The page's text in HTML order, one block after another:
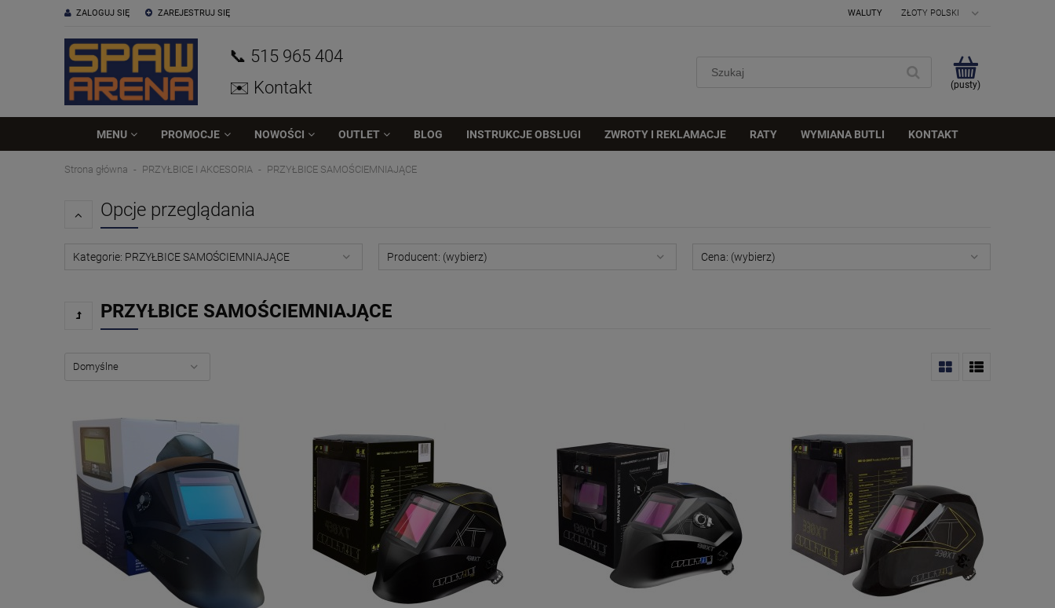
ZAREJESTRUJ SIĘ
ZALOGUJ SIĘ WALUTY
📞 515 965 404
✉️ Kontakt
(pusty)
MENU PROMOCJE NOWOŚCI OUTLET BLOG INSTRUKCJE OBSŁUGI ZWROTY I REKLAMACJE RATY WYMIANA BUTLI KONTAKT
Strona główna PRZYŁBICE I AKCESORIA PRZYŁBICE SAMOŚCIEMNIAJĄCE
Opcje przeglądania
Kategorie: PRZYŁBICE SAMOŚCIEMNIAJĄCE Producent: (wybierz) Cena: (wybierz)
PRZYŁBICE SAMOŚCIEMNIAJĄCE